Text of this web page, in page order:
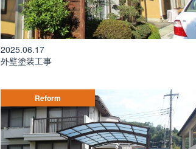
2025.06.17
外壁塗装工事
Reform